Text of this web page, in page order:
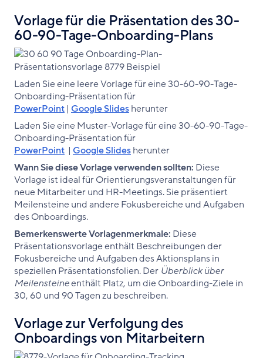
Vorlage für die Präsentation des 30-
60-90-Tage-Onboarding-Plans
Laden Sie eine leere Vorlage für eine 30-60-90-Tage-
Onboarding-Präsentation für
PowerPoint | Google Slidesherunter
Laden Sie eine Muster-Vorlage für eine 30-60-90-Tage-
Onboarding-Präsentation für
PowerPoint | Google Slidesherunter
Wann Sie diese Vorlage verwenden sollten: Diese
Vorlage ist ideal für Orientierungsveranstaltungen für
neue Mitarbeiter und HR-Meetings. Sie präsentiert
Meilensteine und andere Fokusbereiche und Aufgaben
des Onboardings.
Bemerkenswerte Vorlagenmerkmale: Diese
Präsentationsvorlage enthält Beschreibungen der
Fokusbereiche und Aufgaben des Aktionsplans in
speziellen Präsentationsfolien. Der Überblick über
Meilensteineenthält Platz, um die Onboarding-Ziele in
30, 60 und 90 Tagen zu beschreiben.
Vorlage zur Verfolgung des
Onboardings von Mitarbeitern